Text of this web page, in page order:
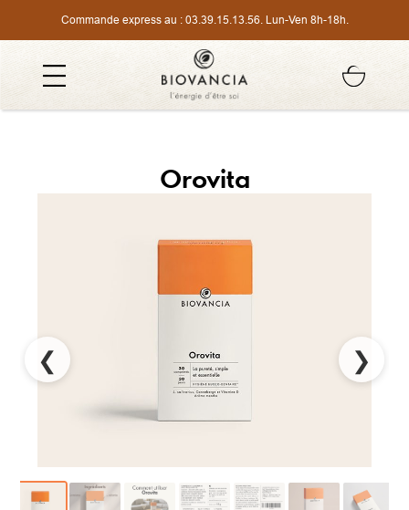
Commande express au : 03.39.15.13.56. Lun-Ven 8h-18h.
Orovita
❮ ❯